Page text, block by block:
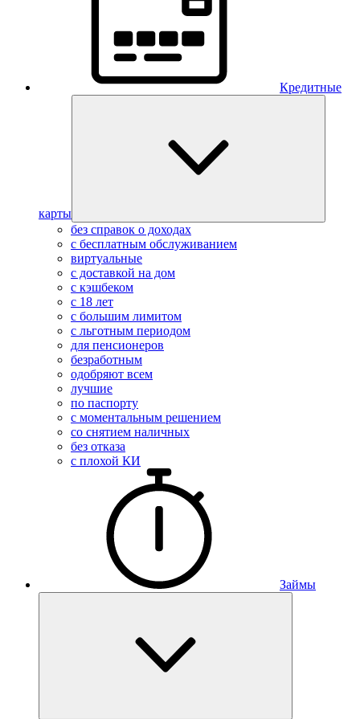
Кредитные
карты
без справок о доходах
с бесплатным обслуживанием
виртуальные
с доставкой на дом
с кэшбеком
с 18 лет
с большим лимитом
с льготным периодом
для пенсионеров
безработным
одобряют всем
лучшие
по паспорту
с моментальным решением
со снятием наличных
без отказа
с плохой КИ
Займы